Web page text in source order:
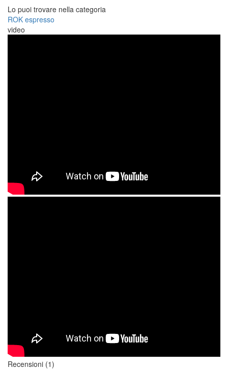
Lo puoi trovare nella categoria
ROK espresso
video
Recensioni (1)